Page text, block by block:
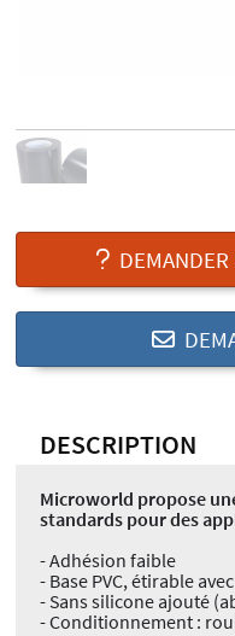
DESCRIPTION
Microworld propose
standards pour des
- Adhésion faible
- Base PVC, étirable
- Sans silicone ajouté
- Conditionnement :